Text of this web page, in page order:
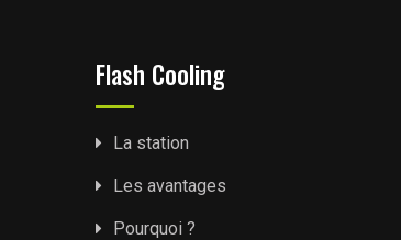
Flash Cooling
La station
Les avantages
Pourquoi ?